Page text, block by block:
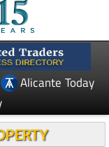
Alicante Today